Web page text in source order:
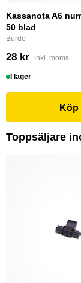
Kassanota A6
50 blad
Burde
28 kr inkl. moms
I lager
Köp
Toppsäljare